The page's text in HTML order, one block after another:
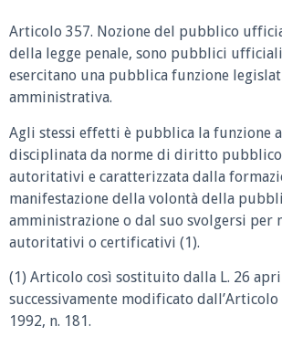
Articolo 357. Nozione del pubblico
della legge penale, sono pubblici
esercitano una pubblica funzione
amministrativa.
Agli stessi effetti è pubblica la funzione
disciplinata da norme di diritto
autoritativi e caratterizzata dalla
manifestazione della volontà della
amministrazione o dal suo svolgersi per
autoritativi o certificativi (1).
(1) Articolo così sostituito dalla L. 26
successivamente modificato
1992, n. 181.